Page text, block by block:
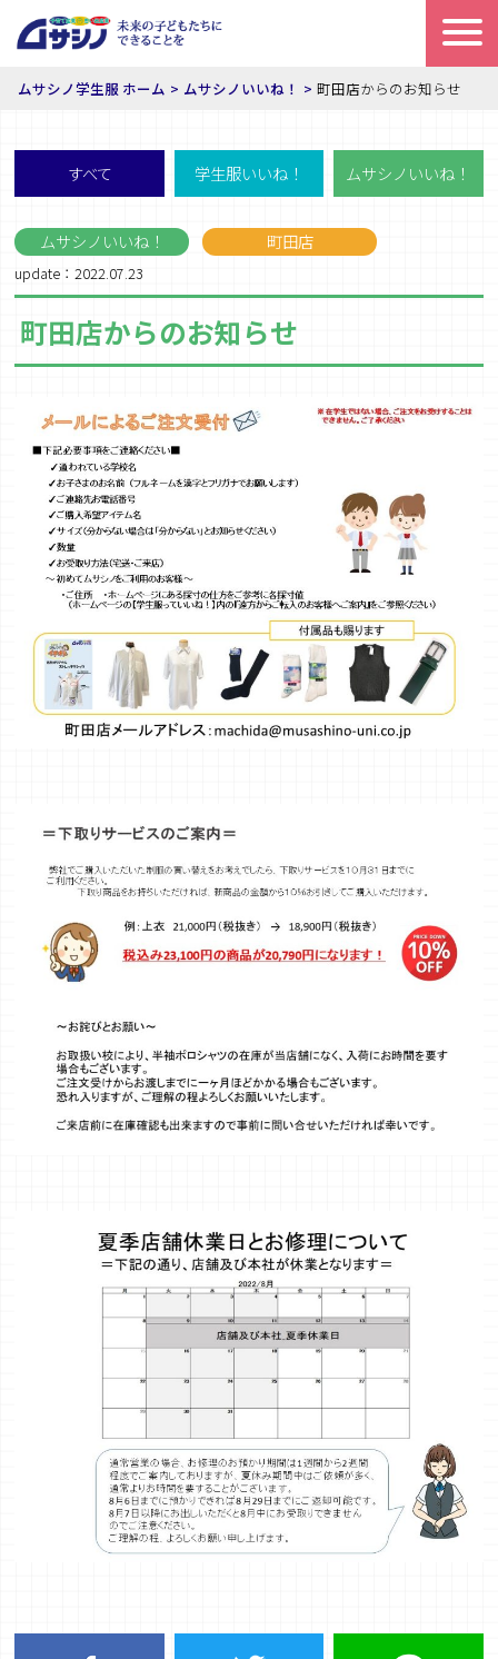
ムサシノ学生服 ホーム ムサシノいいね！ 町田店からのお知らせ
すべて 学生服いいね！ ムサシノいいね！
ムサシノいいね！ 町田店
update：2022.07.23
町田店からのお知らせ